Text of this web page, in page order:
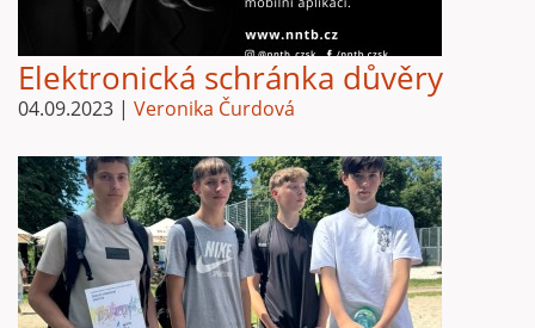
Elektronická schránka důvěry
04.09.2023 | Veronika Čurdová